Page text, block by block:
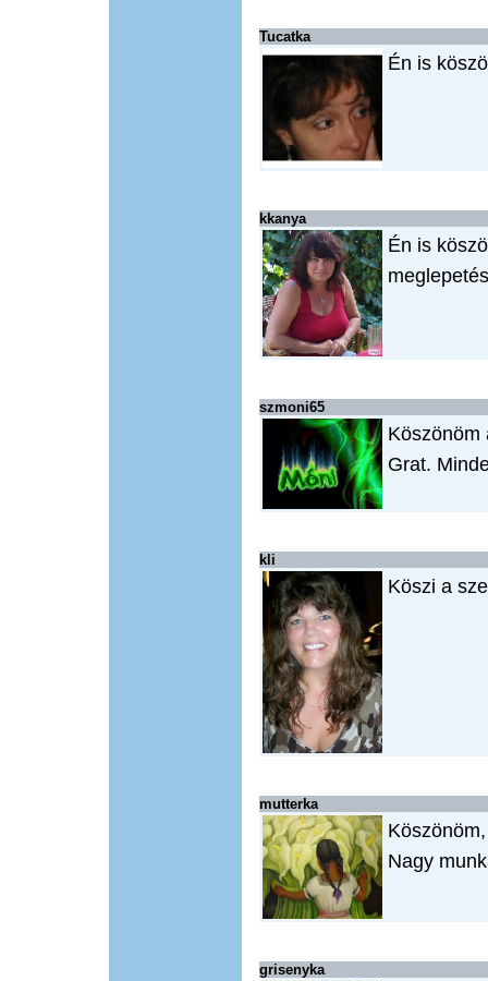
Tucatka
Én is
kkanya
Én is
szmoni65
Köszönöm
Grat.
kli
Köszi a
mutterka
Nagy
grisenyka